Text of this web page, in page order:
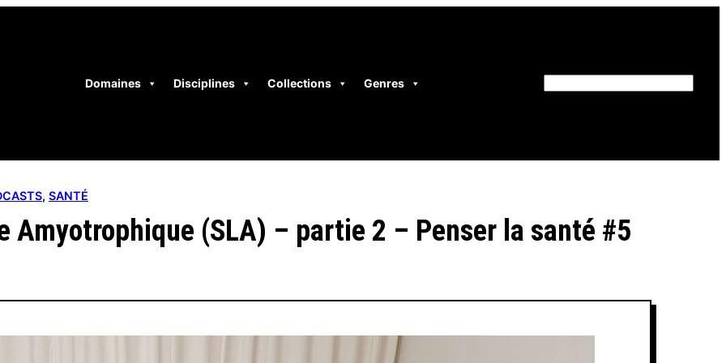
Domaines Disciplines Collections Genres
, SANTÉ
Amyotrophique (SLA) – partie 2 – Penser la santé #5